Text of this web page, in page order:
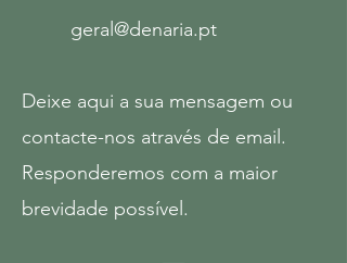
geral@denaria.pt
Deixe aqui a sua mensagem ou
contacte-nos através de email.
Responderemos com a maior
brevidade possível.